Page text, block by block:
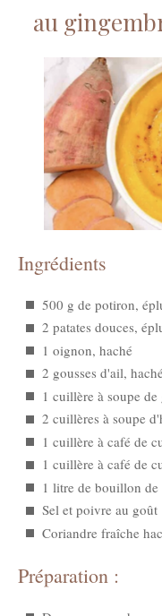
au
Ingrédients
500 g de potiron,
2 patates douces,
1 oignon, haché
2 gousses d'ail,
1 cuillère à soupe
2 cuillères à soupe
1 cuillère à café de
1 cuillère à café de
1 litre de bouillon de
Sel et poivre au goût
Coriandre fraîche
Préparation :